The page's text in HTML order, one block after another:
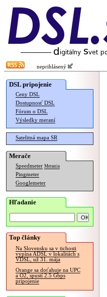
neprihlásený
DSL pripojenie
Ceny DSL
Dostupnosť DSL
Fórum o DSL
Výsledky meraní
Satelitná mapa SR
Merače
Speedmeter Merania
Pingmeter
Googlemeter
Hľadanie
Top články
Na Slovensku sa v tichosti
vypína ADSL v lokalitách s
VDSL, už 31. mája
Orange sa doťahuje na UPC
a O2, spustí 2.5 Gbps
pripojenie